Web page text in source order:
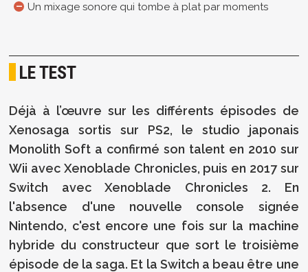
Un mixage sonore qui tombe à plat par moments
LE TEST
Déjà à l’œuvre sur les différents épisodes de
Xenosaga sortis sur PS2, le studio japonais
Monolith Soft a confirmé son talent en 2010 sur
Wii avec Xenoblade Chronicles, puis en 2017 sur
Switch avec Xenoblade Chronicles 2. En
l'absence d'une nouvelle console signée
Nintendo, c'est encore une fois sur la machine
hybride du constructeur que sort le troisième
épisode de la saga. Et la Switch a beau être une